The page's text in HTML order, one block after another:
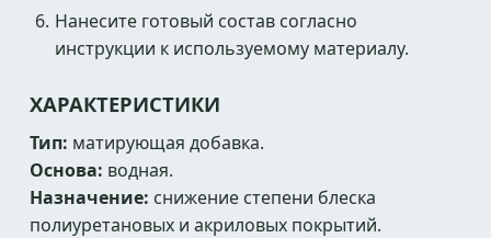
Нанесите готовый состав согласно
инструкции к используемому материалу.
ХАРАКТЕРИСТИКИ
Тип: матирующая добавка.
Основа: водная.
Назначение: снижение степени блеска
полиуретановых и акриловых покрытий.